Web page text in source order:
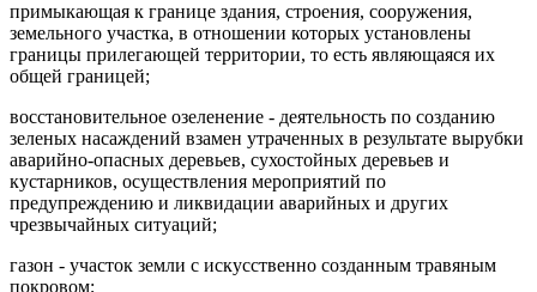
примыкающая к границе здания, строения, сооружения,
земельного участка, в отношении которых установлены
границы прилегающей территории, то есть являющаяся их
общей границей;
восстановительное озеленение - деятельность по созданию
зеленых насаждений взамен утраченных в результате вырубки
аварийно-опасных деревьев, сухостойных деревьев и
кустарников, осуществления мероприятий по
предупреждению и ликвидации аварийных и других
чрезвычайных ситуаций;
газон - участок земли с искусственно созданным травяным
покровом;